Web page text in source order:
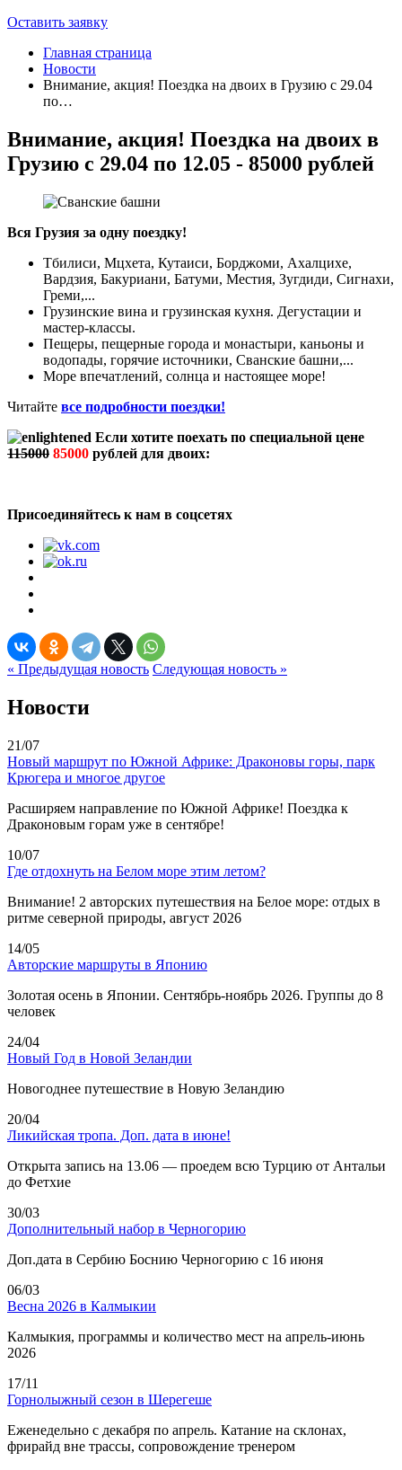
Оставить заявку
Главная страница
Новости
Внимание, акция! Поездка на двоих в Грузию с 29.04
по…
Внимание, акция! Поездка на двоих в
Грузию с 29.04 по 12.05 - 85000 рублей
Вся Грузия за одну поездку!
Тбилиси, Мцхета, Кутаиси, Борджоми, Ахалцихе,
Вардзия, Бакуриани, Батуми, Местия, Зугдиди, Сигнахи,
Греми,...
Грузинские вина и грузинская кухня. Дегустации и
мастер-классы.
Пещеры, пещерные города и монастыри, каньоны и
водопады, горячие источники, Сванские башни,...
Море впечатлений, солнца и настоящее море!
Читайте все подробности поездки!
Если хотите поехать по специальной цене
115000 85000 рублей для двоих:
Присоединяйтесь к нам в соцсетях
« Предыдущая новость Следующая новость »
Новости
21/07
Новый маршрут по Южной Африке: Драконовы горы, парк
Крюгера и многое другое
Расширяем направление по Южной Африке! Поездка к
Драконовым горам уже в сентябре!
10/07
Где отдохнуть на Белом море этим летом?
Внимание! 2 авторских путешествия на Белое море: отдых в
ритме северной природы, август 2026
14/05
Авторские маршруты в Японию
Золотая осень в Японии. Сентябрь-ноябрь 2026. Группы до 8
человек
24/04
Новый Год в Новой Зеландии
Новогоднее путешествие в Новую Зеландию
20/04
Ликийская тропа. Доп. дата в июне!
Открыта запись на 13.06 — проедем всю Турцию от Антальи
до Фетхие
30/03
Дополнительный набор в Черногорию
Доп.дата в Сербию Боснию Черногорию с 16 июня
06/03
Весна 2026 в Калмыкии
Калмыкия, программы и количество мест на апрель-июнь
2026
17/11
Горнолыжный сезон в Шерегеше
Еженедельно с декабря по апрель. Катание на склонах,
фрирайд вне трассы, сопровождение тренером